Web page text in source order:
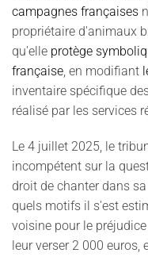
campagnes françaises
propriétaire d'animaux
qu'elle protège
française, en modifiant
inventaire spécifique
réalisé par les services
Le 4 juillet 2025, le
incompétent sur la
droit de chanter dans
quels motifs il s'est
voisine pour le
leur verser 2 000 euros,